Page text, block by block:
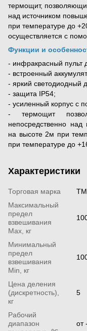
термощит,
над источником
при температуре до
осуществляется с
Функции и
- инфракрасный пульт
- встроенный
- яркий светодиодный
- защита IP54;
- усиленный корпус с
- термощит
непосредственно
на высоте 2м при
при температуре до
Характеристики
Торговая марка
ТМ
Максимальный
предел
взвешивания
Мах, кг
Минимальный
предел
взвешивания
Min, кг
Цена деления
(дискретность),
кг
5
Рабочий
диапазон
от